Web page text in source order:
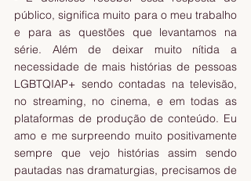
público, significa muito para o meu trabalho
e para as questões que levantamos na
série. Além de deixar muito nítida a
necessidade de mais histórias de pessoas
LGBTQIAP+ sendo contadas na televisão,
no streaming, no cinema, e em todas as
plataformas de produção de conteúdo. Eu
amo e me surpreendo muito positivamente
sempre que vejo histórias assim sendo
pautadas nas dramaturgias, precisamos de